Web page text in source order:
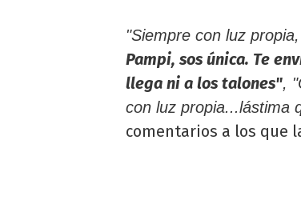
"Siempre con luz
Pampi, sos única. Te
llega ni a los talones",
con luz propia...lástima
comentarios a los que